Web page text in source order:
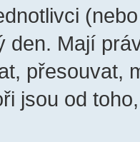
den. Mají
přesouvat,
jsou od